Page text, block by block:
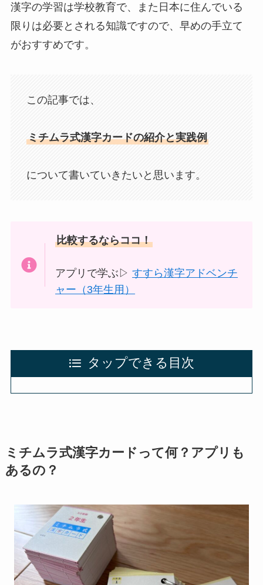
漢字の学習は学校教育で、また日本に住んでいる
限りは必要とされる知識ですので、早めの手立て
がおすすめです。
この記事では、
ミチムラ式漢字カードの紹介と実践例
について書いていきたいと思います。
比較するならココ！
アプリで学ぶ▷すすら漢字アドベンチ
ャー（3年生用）
タップできる目次
ミチムラ式漢字カードって何？アプリも
あるの？